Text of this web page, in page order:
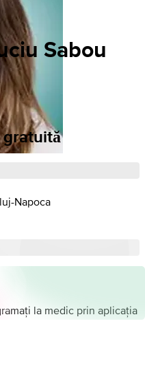
Sabou
gratuită
Napoca
la medic prin aplicația